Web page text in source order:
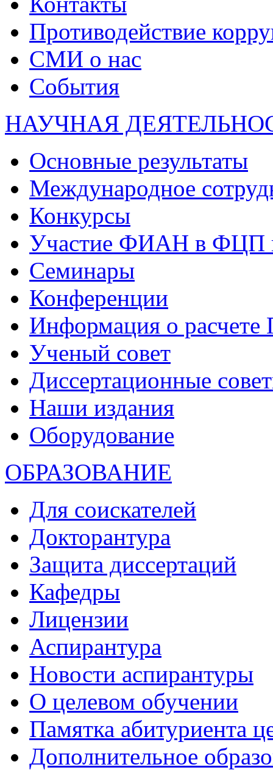
Противодействие
СМИ о нас
События
НАУЧНАЯ
Основные результаты
Международное
Конкурсы
Участие ФИАН в ФЦП
Семинары
Конференции
Информация о
Ученый совет
Диссертационные
Наши издания
Оборудование
ОБРАЗОВАНИЕ
Для соискателей
Докторантура
Защита диссертаций
Кафедры
Лицензии
Аспирантура
Новости аспирантуры
О целевом обучении
Памятка абитуриента
Дополнительное